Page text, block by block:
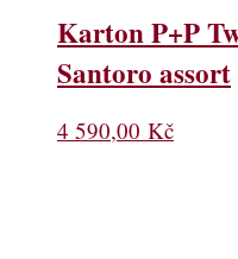
Karton P+P
Santoro assort
4 590,00 Kč